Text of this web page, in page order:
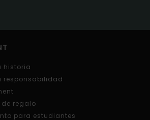
historia
responsabilidad
regalo
para estudiantes